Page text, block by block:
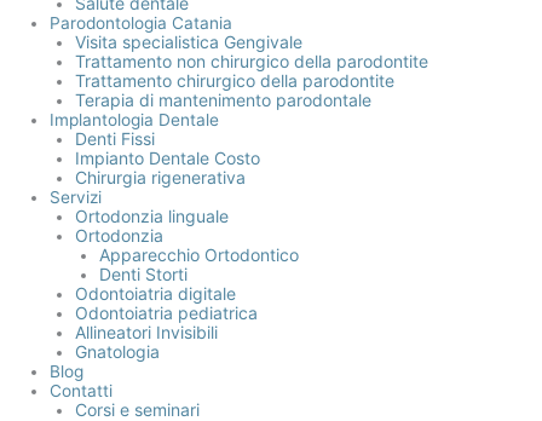
Parodontologia Catania
Visita specialistica Gengivale
Trattamento non chirurgico della parodontite
Trattamento chirurgico della parodontite
Terapia di mantenimento parodontale
Implantologia Dentale
Denti Fissi
Impianto Dentale Costo
Chirurgia rigenerativa
Servizi
Ortodonzia linguale
Ortodonzia
Apparecchio Ortodontico
Denti Storti
Odontoiatria digitale
Odontoiatria pediatrica
Allineatori Invisibili
Gnatologia
Blog
Contatti
Corsi e seminari